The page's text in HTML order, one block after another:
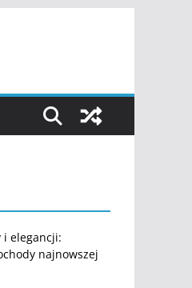
i elegancji:
najnowszej